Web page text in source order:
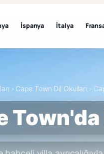
İspanya İtalya
› Cape Town Dil Okulları ›